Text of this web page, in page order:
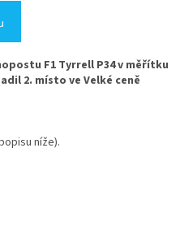
F1 Tyrrell P34 v měřítku
2. místo ve Velké ceně
níže).